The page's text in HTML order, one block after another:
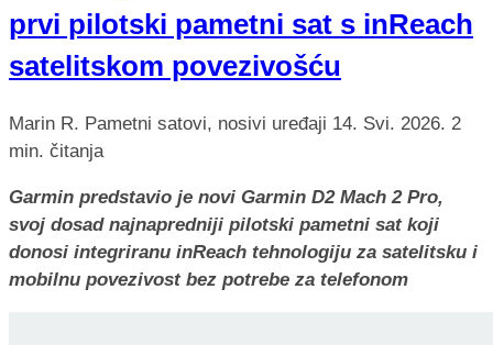
prvi pilotski pametni sat s inReach
satelitskom povezivošću
Marin R. Pametni satovi, nosivi uređaji 14. Svi. 2026. 2
min. čitanja
Garmin predstavio je novi Garmin D2 Mach 2 Pro,
svoj dosad najnapredniji pilotski pametni sat koji
donosi integriranu inReach tehnologiju za satelitsku i
mobilnu povezivost bez potrebe za telefonom